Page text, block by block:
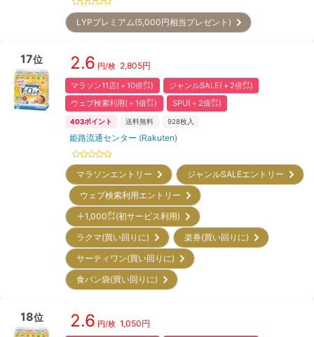
LYPプレミアム(5,000円相当プレゼント)
17位 2.6 円/枚 2,805円
マラソン11店(＋10倍㌽)
ジャンルSALE(＋2倍㌽)
ウェブ検索利用(＋1倍㌽)
SPU(＋2倍㌽)
403ポイント 送料無料 928枚入
姫路流通センター (Rakuten)
マラソンエントリー
ジャンルSALEエントリー
ウェブ検索利用エントリー
＋1,000㌽(初サービス利用)
ラクマ(買い回りに)
楽券(買い回りに)
サーティワン(買い回りに)
食パン袋(買い回りに)
18位 2.6 円/枚 1,050円